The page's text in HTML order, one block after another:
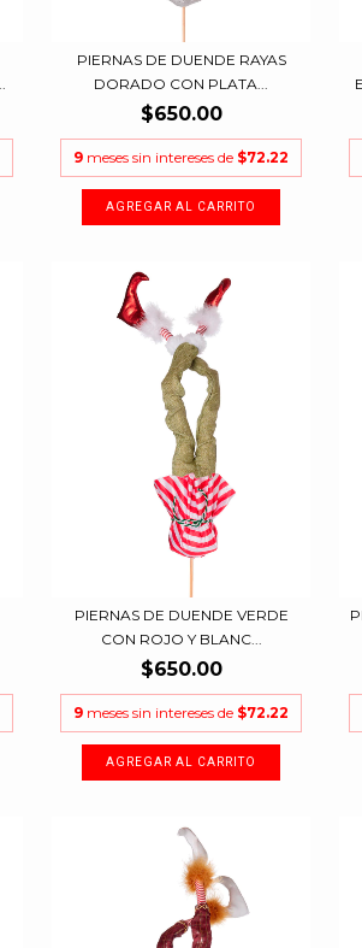
PIERNAS DE DUENDE RAYAS
DORADO CON PLATA...
$650.00
9 meses sin intereses de $72.22
PIERNAS DE DUENDE VERDE
CON ROJO Y BLANC...
$650.00
9 meses sin intereses de $72.22